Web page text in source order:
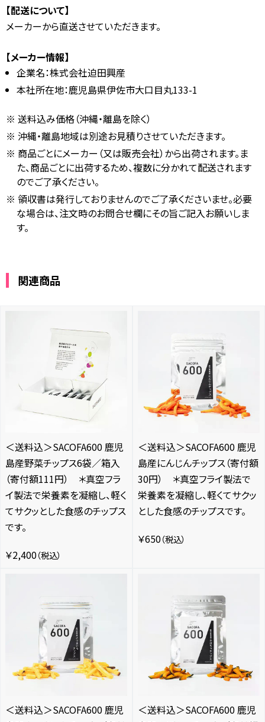
【配送について】
メーカーから直送させていただきます。
【メーカー情報】
企業名：株式会社迫田興産
本社所在地：鹿児島県伊佐市大口目丸133-1
送料込み価格（沖縄・離島を除く）
沖縄・離島地域は別途お見積りさせていただきます。
商品ごとにメーカー（又は販売会社）から出荷されます。ま
た、商品ごとに出荷するため、複数に分かれて配送されます
のでご了承ください。
領収書は発行しておりませんのでご了承くださいませ。必要
な場合は、注文時のお問合せ欄にその旨ご記入お願いしま
す。
関連商品
＜送料込＞SACOFA600 鹿児
島産野菜チップス6袋／箱入
（寄付額111円） ＊真空フラ
イ製法で栄養素を凝縮し、軽く
てサクッとした食感のチップス
です。
￥2,400（税込）
＜送料込＞SACOFA600 鹿児
島産にんじんチップス（寄付額
30円） ＊真空フライ製法で
栄養素を凝縮し、軽くてサクッ
とした食感のチップスです。
￥650（税込）
＜送料込＞SACOFA600 鹿児
＜送料込＞SACOFA600 鹿児